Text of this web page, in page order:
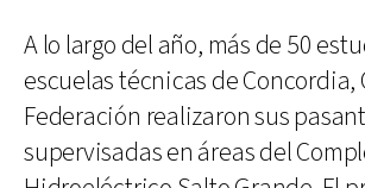
A lo largo del año, más de 50
escuelas técnicas de Concordia,
Federación realizaron sus
supervisadas en áreas del